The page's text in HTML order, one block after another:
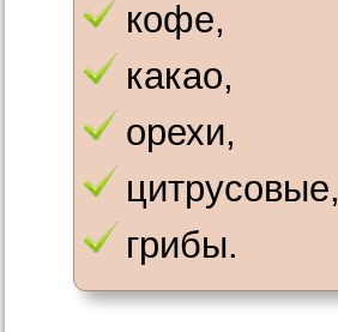
кофе,
какао,
орехи,
цитрусовые,
грибы.